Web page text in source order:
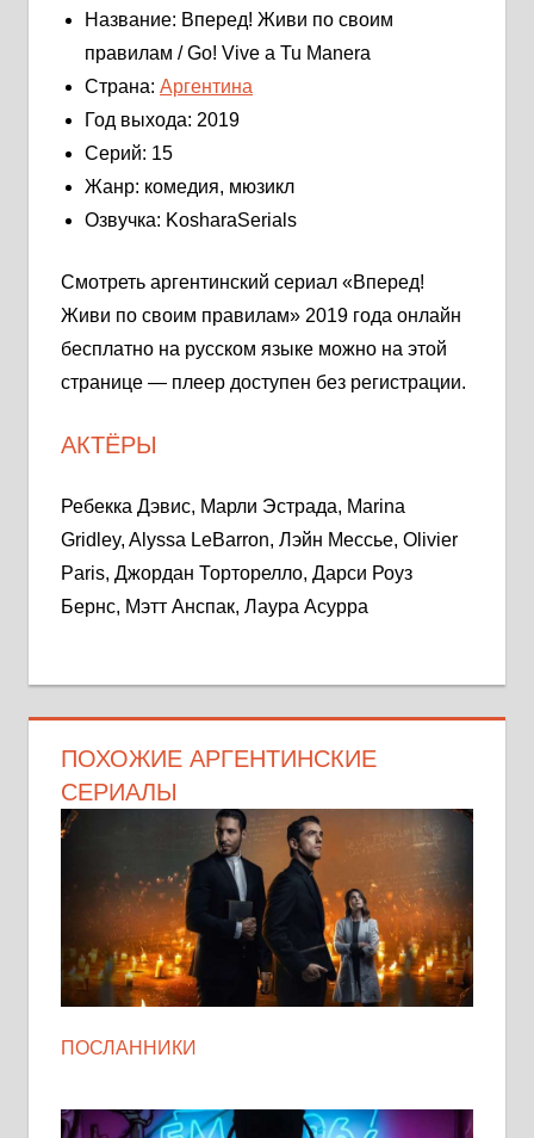
Название: Вперед! Живи по своим
правилам / Go! Vive a Tu Manera
Страна: Аргентина
Год выхода: 2019
Серий: 15
Жанр: комедия, мюзикл
Озвучка: KosharaSerials
Смотреть аргентинский сериал «Вперед!
Живи по своим правилам» 2019 года онлайн
бесплатно на русском языке можно на этой
странице — плеер доступен без регистрации.
АКТЁРЫ
Ребекка Дэвис, Марли Эстрада, Marina
Gridley, Alyssa LeBarron, Лэйн Мессье, Olivier
Paris, Джордан Торторелло, Дарси Роуз
Бернс, Мэтт Анспак, Лаура Асурра
ПОХОЖИЕ АРГЕНТИНСКИЕ
СЕРИАЛЫ
ПОСЛАННИКИ